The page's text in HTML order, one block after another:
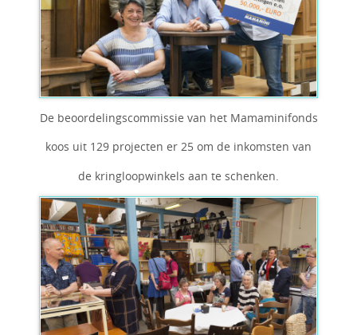
De beoordelingscommissie van het Mamaminifonds
koos uit 129 projecten er 25 om de inkomsten van
de kringloopwinkels aan te schenken.